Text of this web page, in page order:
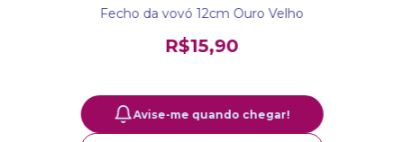
Fecho da vovó 12cm Ouro Velho
R$15,90
Avise-me quando chegar!